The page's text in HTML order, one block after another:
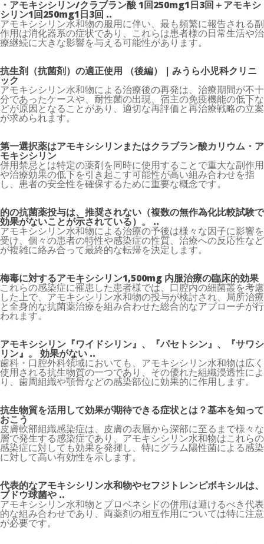
・アモキシシリン/クラブラン酸 1回250mg1日3回＋アモキシ
シリン1回250mg1日3回 ..
アモキシシリン水和物の服用に伴い、最も頻繁に報告される副
作用は消化器系の症状であり、これらは患者様の日常生活や治
療継続に大きな影響を与える可能性があります。
抗生剤（抗菌剤）の適正使用 （後編） | みうら小児科クリニ
ック
アモキシシリン水和物による治療後の再発は、治療期間が不十
分であったケースや、耐性菌の出現、宿主の免疫機能の低下な
どが原因となることがあり、適切な再評価と再治療戦略の立案
が求められます。
第一選択薬はアモキシシリンまたはクラブラン酸カリウム・ア
モキシシリン
併用禁忌とは特定の薬剤を同時に使用することで重大な副作用
や治療効果の低下を引き起こす可能性が高い組み合わせを指
し、患者の安全性を確保するために重要な概念です。
的の抗菌薬投与は、推奨されない（複数の無作為化比較試験で
効果がないことが示されている）。 ..
アモキシシリン水和物による治療の予後は様々な因子に影響を
受け、個々の患者の特性や感染症の性質、治療への反応性など
が複雑に絡み合って最終的な転帰を決定します。
梅毒に対するアモキシシリン1,500mg 内服治療の臨床的効果
これらの感染症に罹患した患者様では、口腔内の細菌叢を考慮
した上で、アモキシシリン水和物の投与が検討され、局所治療
と全身的な抗菌薬治療を組み合わせた総合的なアプローチが行
われます。
アモキシシリン『ワイドシリン』、『パセトシン』、『サワシ
リン』。 効果がない ..
歯科・口腔外科領域においても、アモキシシリン水和物は広く
使用される抗生物質の一つであり、その優れた組織浸透性によ
り、歯周組織や顎骨などの感染部位に効果的に作用します。
抗生物質を活用して効果が期待できる症状とは？基本を知って
おこう
皮膚軟部組織感染症は、皮膚の表層から深部に至るまで様々な
層で発生する感染症であり、アモキシシリン水和物はこれらの
感染症に対しても効果を発揮し、特にグラム陽性菌による感染
に対して高い有効性を示します。
代表的なアモキシシリン水和物やセフジトレンピボキシルは、
ブドウ球菌や ..
アモキシシリン水和物とプロベネシドの併用は避けるべき代表
的な組み合わせであり、両薬剤の相互作用については特に注意
が必要です。